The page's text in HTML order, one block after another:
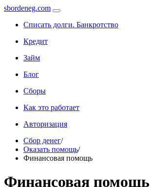
sbordeneg.com
Списать долги. Банкротство
Кредит
Займ
Блог
Сборы
Как это работает
Авторизация
Сбор денег/
Оказать помощь/
Финансовая помощь
Финансовая помощь